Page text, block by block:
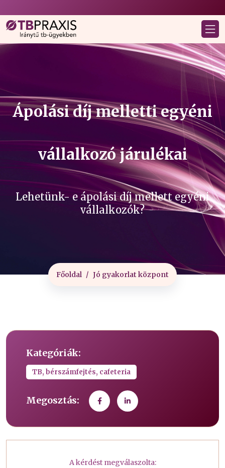
Ápolási díj melletti egyéni
vállalkozó járulékai
Lehetünk- e ápolási díj mellett egyéni
vállalkozók?
Főoldal Jó gyakorlat központ
Kategóriák:
TB, bérszámfejtés, cafeteria
Megosztás:
A kérdést megválaszolta: